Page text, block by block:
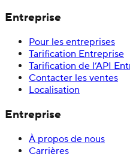
Entreprise
Pour les entreprises
Tarification Entreprise
Tarification de l’API
Contacter les ventes
Localisation
Entreprise
À propos de nous
Carrières